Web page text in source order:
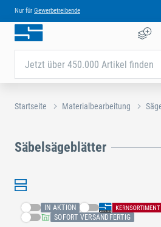
Nur für Gewerbetreibende
Jetzt über 450.000 Artikel finden
Startseite Materialbearbeitung
Säbelsägeblätter
IN AKTION
SOFORT VERSANDFERTIG